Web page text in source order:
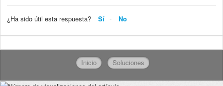
¿Ha sido útil esta respuesta? Sí No
Inicio Soluciones